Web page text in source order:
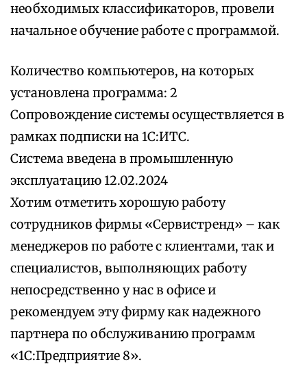
необходимых классификаторов, провели
начальное обучение работе с программой.
Количество компьютеров, на которых
установлена программа: 2
Сопровождение системы осуществляется в
рамках подписки на 1С:ИТС.
Система введена в промышленную
эксплуатацию 12.02.2024
Хотим отметить хорошую работу
сотрудников фирмы «Сервистренд» – как
менеджеров по работе с клиентами, так и
специалистов, выполняющих работу
непосредственно у нас в офисе и
рекомендуем эту фирму как надежного
партнера по обслуживанию программ
«1С:Предприятие 8».